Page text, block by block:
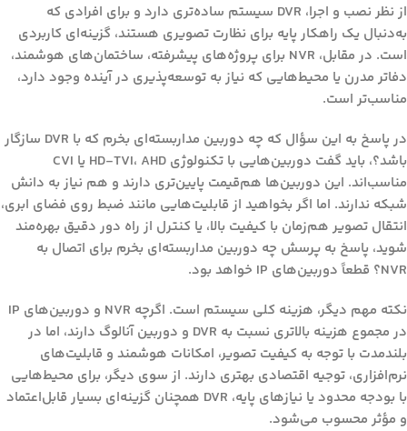
از نظر نصب و اجرا، DVR سیستم ساده‌تری دارد و برای افرادی که
به‌دنبال یک راهکار پایه برای نظارت تصویری هستند، گزینه‌ای کاربردی
است. در مقابل، NVR برای پروژه‌های پیشرفته، ساختمان‌های هوشمند،
دفاتر مدرن یا محیط‌هایی که نیاز به توسعه‌پذیری در آینده وجود دارد،
مناسب‌تر است.
در پاسخ به این سؤال که
چه دوربین مداربسته‌ای بخرم که با DVR سازگار
باشد؟
، باید گفت دوربین‌هایی با تکنولوژی HD-TVI، AHD یا CVI
مناسب‌اند. این دوربین‌ها هم‌قیمت پایین‌تری دارند و هم نیاز به دانش
شبکه ندارند. اما اگر بخواهید از قابلیت‌هایی مانند ضبط روی فضای ابری،
انتقال تصویر هم‌زمان با کیفیت بالا، یا کنترل از راه دور دقیق بهره‌مند
شوید، پاسخ به پرسش چه دوربین مداربسته‌ای بخرم برای اتصال به
NVR؟
قطعاً دوربین‌های IP خواهد بود.
نکته مهم دیگر، هزینه کلی سیستم است. اگرچه NVR و دوربین‌های IP
در مجموع هزینه بالاتری نسبت به DVR و دوربین آنالوگ دارند، اما در
بلندمدت با توجه به کیفیت تصویر، امکانات هوشمند و قابلیت‌های
نرم‌افزاری، توجیه اقتصادی بهتری دارند. از سوی دیگر، برای محیط‌هایی
با بودجه محدود یا نیازهای پایه، DVR همچنان گزینه‌ای بسیار قابل‌اعتماد
و مؤثر محسوب می‌شود.